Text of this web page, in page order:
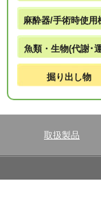
麻酔器/手術時使用
魚類・生物(代謝･
掘り出し物
取扱製品